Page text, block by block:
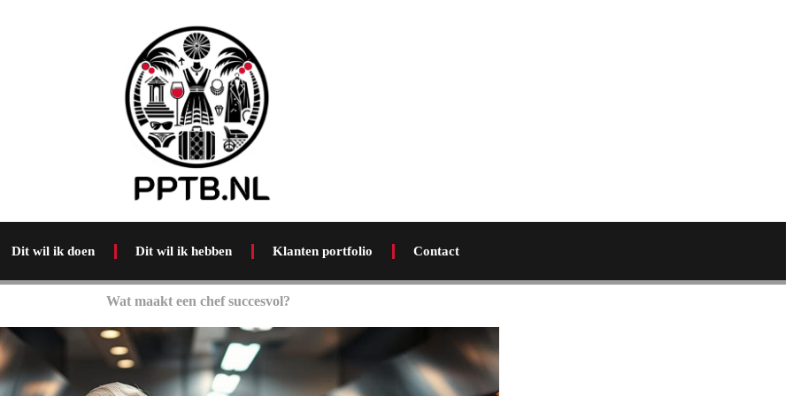
Dit wil ik doen Dit wil ik hebben Klanten portfolio Contact
Wat maakt een chef succesvol?